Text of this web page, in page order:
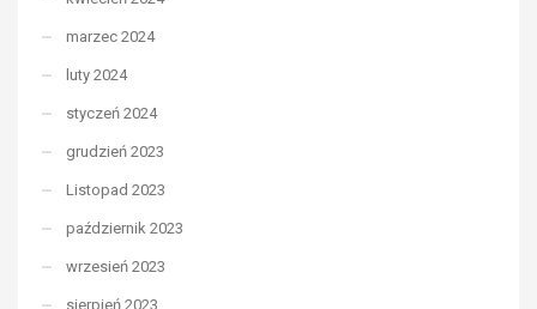
marzec 2024
luty 2024
styczeń 2024
grudzień 2023
Listopad 2023
październik 2023
wrzesień 2023
sierpień 2023